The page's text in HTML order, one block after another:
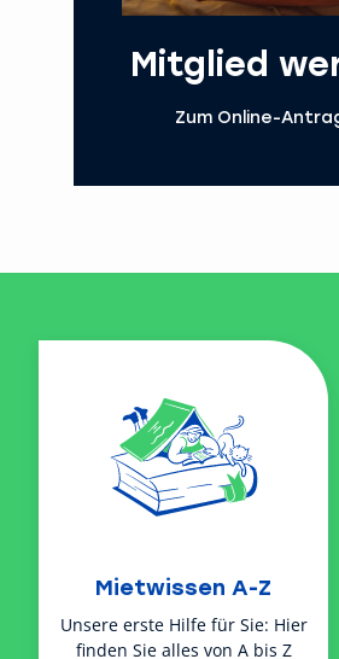
Mitglied
Zum Online-
Mietwissen A-Z
Unsere erste Hilfe für Sie: Hier
finden Sie alles von A bis Z